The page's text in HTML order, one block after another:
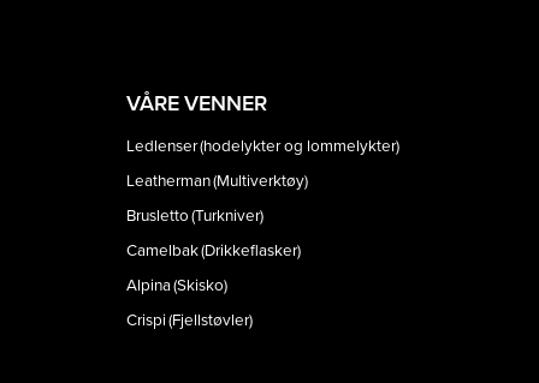
VÅRE VENNER
Ledlenser (hodelykter og lommelykter)
Leatherman (Multiverktøy)
Brusletto (Turkniver)
Camelbak (Drikkeflasker)
Alpina (Skisko)
Crispi (Fjellstøvler)